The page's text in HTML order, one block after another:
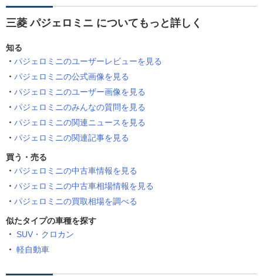
三菱 パジェロミニ についてもっと詳しく
知る
パジェロミニのユーザーレビューを見る
パジェロミニの公式画像を見る
パジェロミニのユーザー画像を見る
パジェロミニのみんなの質問を見る
パジェロミニの関連ニュースを見る
パジェロミニの関連記事を見る
買う・売る
パジェロミニの中古車情報を見る
パジェロミニの中古車相場情報を見る
パジェロミニの買取相場を調べる
似たタイプの車種を探す
SUV・クロカン
軽自動車